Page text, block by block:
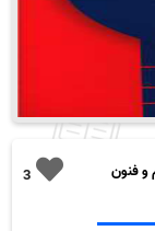
3
و فنون